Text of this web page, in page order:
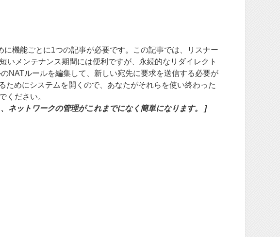
機能ごとに1つの記事が必要です。この記事では、リスナー
メンテナンス期間には便利ですが、永続的なリダイレクト
NATルールを編集して、新しい宛先に要求を送信する必要が
ためにシステムを開くので、あなたがそれらを使い終わった
ください。
ネットワークの管理がこれまでになく簡単になります。 ]